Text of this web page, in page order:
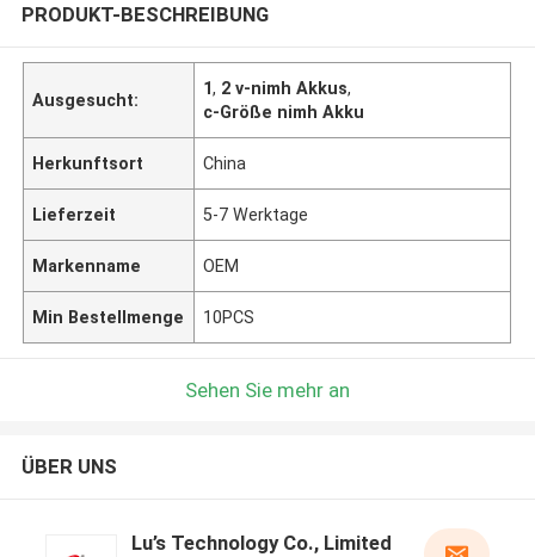
PRODUKT-BESCHREIBUNG
Ausgesucht:
1, 2 v-nimh Akkus,
c-Größe nimh Akku
Herkunftsort China
Lieferzeit 5-7 Werktage
Markenname OEM
Min Bestellmenge 10PCS
Sehen Sie mehr an
ÜBER UNS
Lu’s Technology Co., Limited